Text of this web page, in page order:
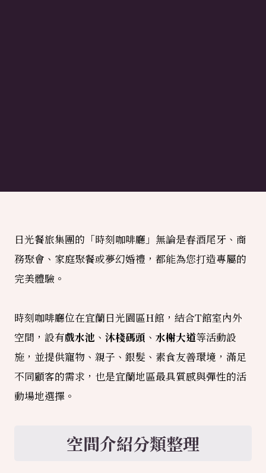
日光餐旅集團的「時刻咖啡廳」無論是春酒尾牙、商
務聚會、家庭聚餐或夢幻婚禮，都能為您打造專屬的
完美體驗。
時刻咖啡廳位在宜蘭日光園區H館，結合T館室內外
空間，設有戲水池 、 沐棧碼頭 、 水榭大道等活動設
施，並提供寵物、親子、銀髮、素食友善環境，滿足
不同顧客的需求，也是宜蘭地區最具質感與彈性的活
動場地選擇。
空間介紹分類整理